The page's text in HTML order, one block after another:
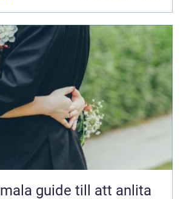
guide till att anlita